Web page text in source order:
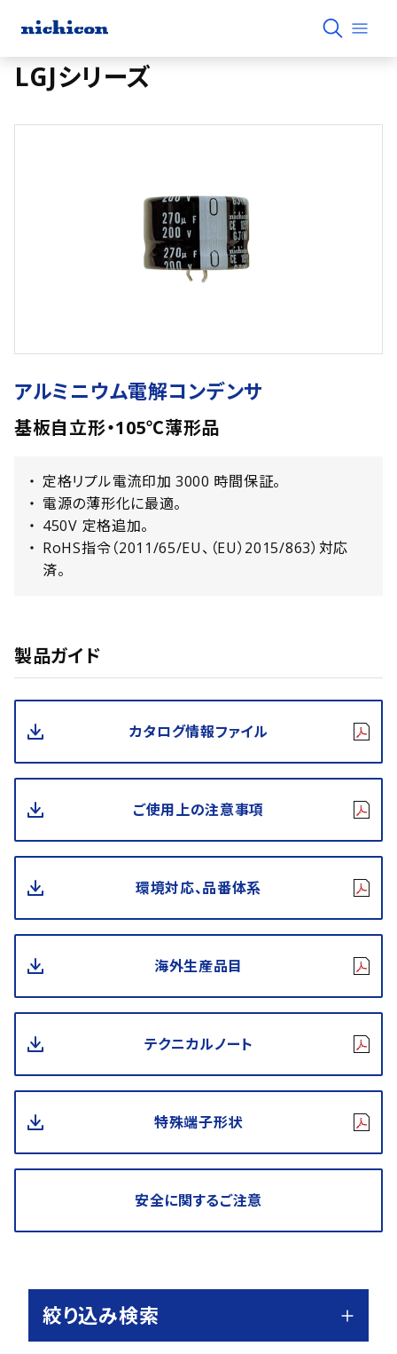
LGJシリーズ
アルミニウム電解コンデンサ
基板自立形・105℃薄形品
定格リプル電流印加 3000 時間保証。
電源の薄形化に最適。
450V 定格追加。
RoHS指令（2011/65/EU、（EU）2015/863）対応
済。
製品ガイド
カタログ情報ファイル
ご使用上の注意事項
環境対応、品番体系
海外生産品目
テクニカルノート
特殊端子形状
安全に関するご注意
絞り込み検索